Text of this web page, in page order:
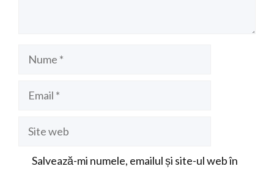
Salvează-mi numele, emailul și site-ul web în